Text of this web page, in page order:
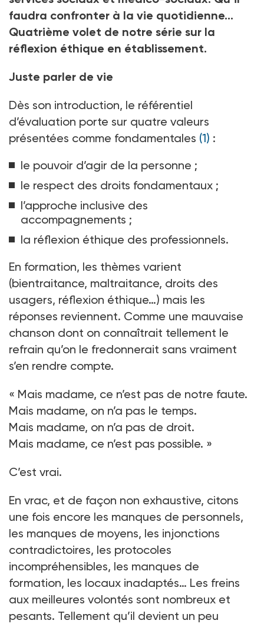
faudra confronter à la vie quotidienne…
Quatrième volet de notre série sur la
réflexion éthique en établissement.
Juste parler de vie
Dès son introduction, le référentiel
d’évaluation porte sur quatre valeurs
présentées comme fondamentales (1) :
le pouvoir d’agir de la personne ;
le respect des droits fondamentaux ;
l’approche inclusive des
accompagnements ;
la réflexion éthique des professionnels.
En formation, les thèmes varient
(bientraitance, maltraitance, droits des
usagers, réflexion éthique…) mais les
réponses reviennent. Comme une mauvaise
chanson dont on connaîtrait tellement le
refrain qu’on le fredonnerait sans vraiment
s’en rendre compte.
« Mais madame, ce n’est pas de notre faute.
Mais madame, on n’a pas le temps.
Mais madame, on n’a pas de droit.
Mais madame, ce n’est pas possible. »
C’est vrai.
En vrac, et de façon non exhaustive, citons
une fois encore les manques de personnels,
les manques de moyens, les injonctions
contradictoires, les protocoles
incompréhensibles, les manques de
formation, les locaux inadaptés… Les freins
aux meilleures volontés sont nombreux et
pesants. Tellement qu’il devient un peu